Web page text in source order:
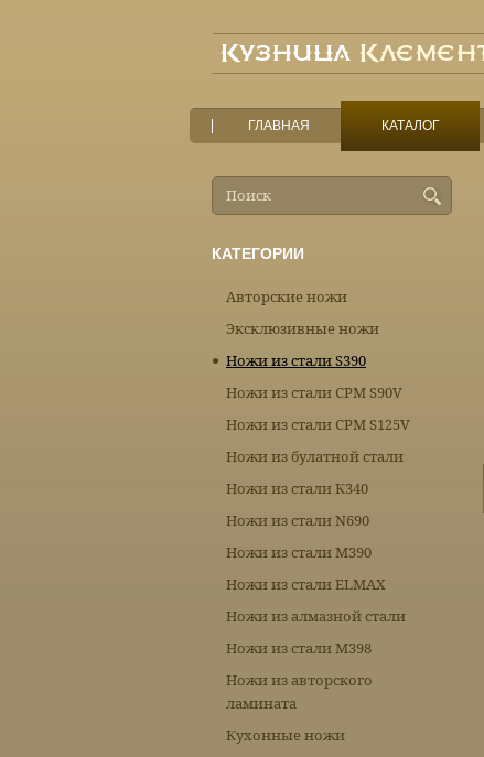
ГЛАВНАЯ КАТАЛОГ
КАТЕГОРИИ
Авторские ножи
Эксклюзивные ножи
Ножи из стали S390
Ножи из стали CPM S90V
Ножи из стали CPM S125V
Ножи из булатной стали
Ножи из стали К340
Ножи из стали N690
Ножи из стали М390
Ножи из стали ELMAX
Ножи из алмазной стали
Ножи из стали М398
Ножи из авторского
ламината
Кухонные ножи